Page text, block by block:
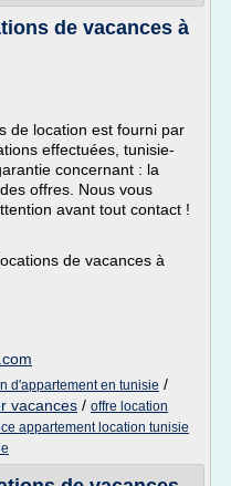
de vacances à
de location est fourni par
effectuées, tunisie-
concernant : la
offres. Nous vous
avant tout contact !
de vacances à
d'appartement en tunisie /
vacances / offre location
appartement location tunisie